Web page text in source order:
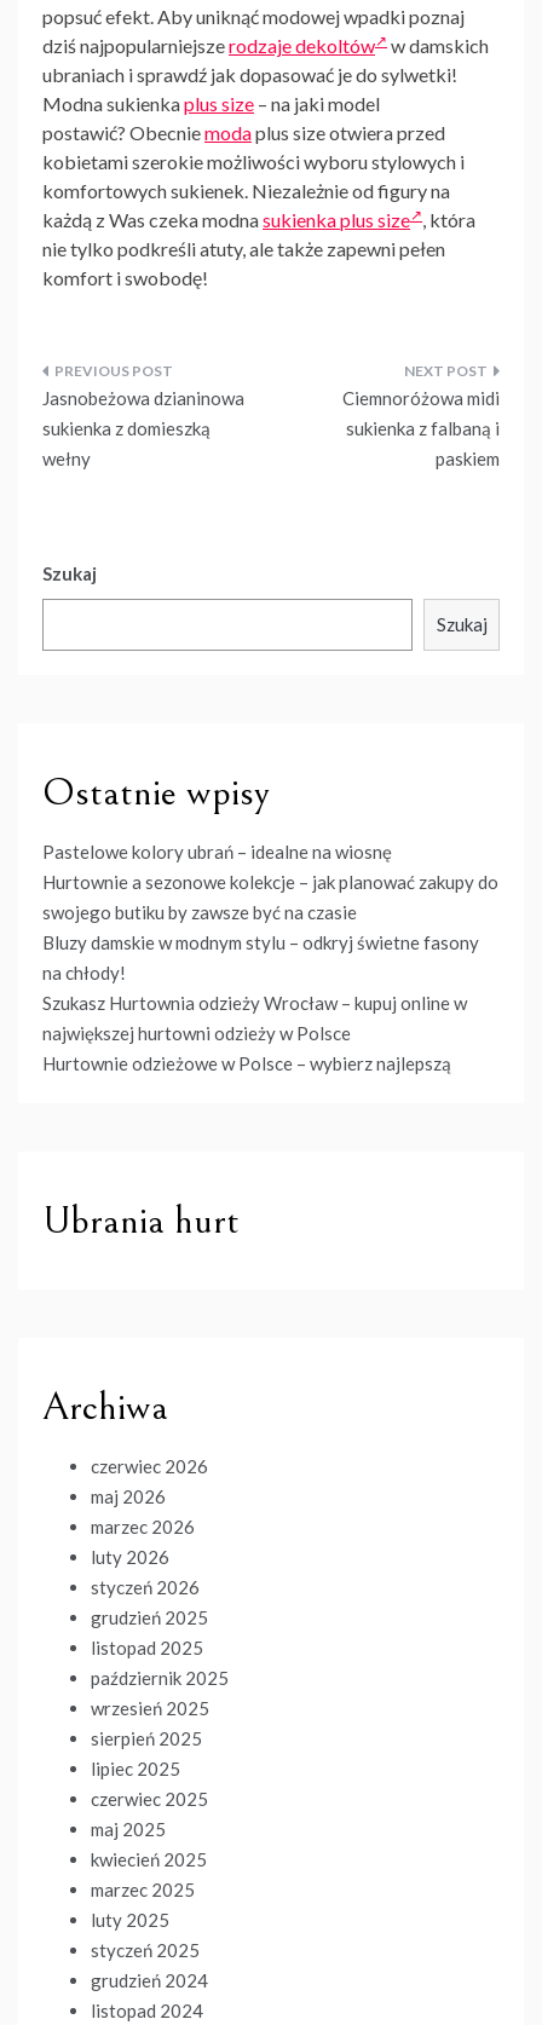
popsuć efekt. Aby uniknąć modowej wpadki poznaj
dziś najpopularniejszerodzaje dekoltów
w damskich
ubraniach i sprawdź jak dopasować je do sylwetki!
Modna sukienkaplus size – na jaki model
postawić? Obecniemodaplus size otwiera przed
kobietami szerokie możliwości wyboru stylowych i
komfortowych sukienek. Niezależnie od figury na
każdą z Was czeka modnasukienka plus size , która
nie tylko podkreśli atuty, ale także zapewni pełen
komfort i swobodę!
Nawigacja
wpisu
Jasnobeżowa dzianinowa
sukienka z domieszką
wełny
Ciemnoróżowa midi
sukienka z falbaną i
paskiem
Szukaj
Szukaj
Ostatnie wpisy
Pastelowe kolory ubrań – idealne na wiosnę
Hurtownie a sezonowe kolekcje – jak planować zakupy do
swojego butiku by zawsze być na czasie
Bluzy damskie w modnym stylu – odkryj świetne fasony
na chłody!
Szukasz Hurtownia odzieży Wrocław – kupuj online w
największej hurtowni odzieży w Polsce
Hurtownie odzieżowe w Polsce – wybierz najlepszą
Ubrania hurt
Archiwa
czerwiec 2026
maj 2026
marzec 2026
luty 2026
styczeń 2026
grudzień 2025
listopad 2025
październik 2025
wrzesień 2025
sierpień 2025
lipiec 2025
czerwiec 2025
maj 2025
kwiecień 2025
marzec 2025
luty 2025
styczeń 2025
grudzień 2024
listopad 2024